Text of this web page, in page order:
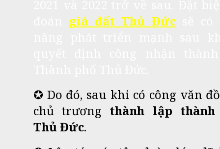
giá đất Thủ Đứcsẽ có
✪ Do đó, sau khi có công văn
chủ trương thành lập thành
Thủ Đức.